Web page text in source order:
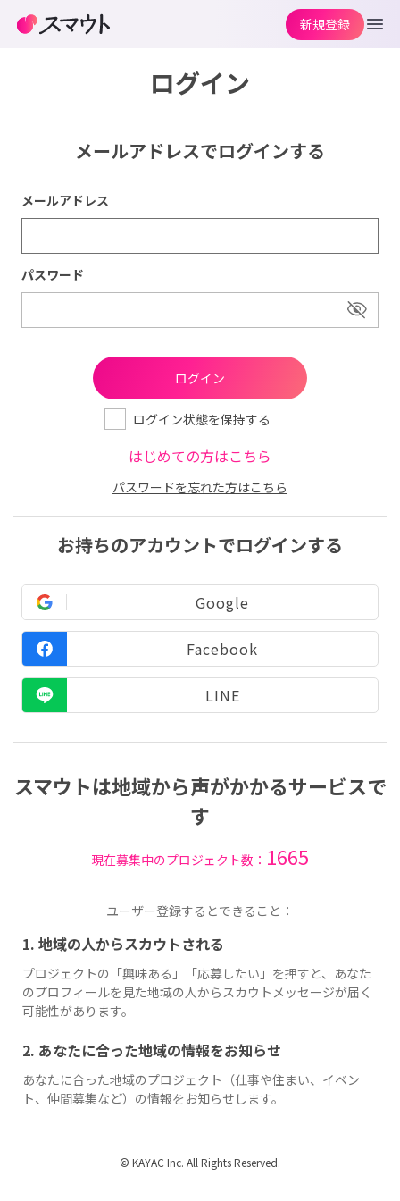
ログイン
メールアドレスでログインする
メールアドレス
パスワード
ログイン状態を保持する
はじめての方はこちら
パスワードを忘れた方はこちら
お持ちのアカウントでログインする
Google
Facebook
LINE
スマウトは地域から声がかかるサービスで
す
現在募集中のプロジェクト数： 1665
ユーザー登録するとできること：
1. 地域の人からスカウトされる
プロジェクトの「興味ある」「応募したい」を押すと、あなた
のプロフィールを見た地域の人からスカウトメッセージが届く
可能性があります。
2. あなたに合った地域の情報をお知らせ
あなたに合った地域のプロジェクト（仕事や住まい、イベン
ト、仲間募集など）の情報をお知らせします。
新規登録
© KAYAC Inc. All Rights Reserved.